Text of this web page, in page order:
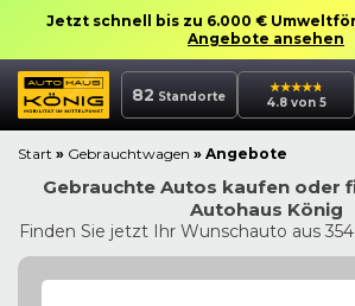
Jetzt schnell bis zu 6.000 €
Angebote ansehen
82 Standorte 4.8 von 5
Start » Gebrauchtwagen » Angebote
Gebrauchte Autos kaufen oder
Autohaus König
Finden Sie jetzt Ihr Wunschauto aus